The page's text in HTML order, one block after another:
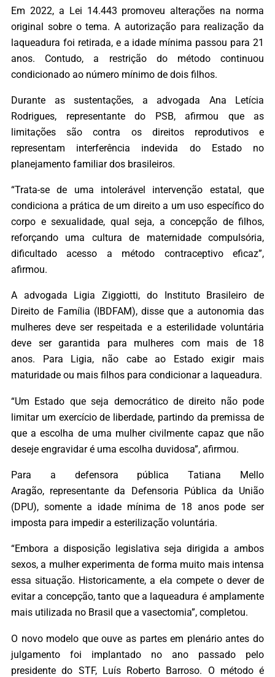
Em 2022, a Lei 14.443 promoveu alterações na norma
original sobre o tema. A autorização para realização da
laqueadura foi retirada, e a idade mínima passou para 21
anos. Contudo, a restrição do método continuou
condicionado ao número mínimo de dois filhos.
Durante as sustentações, a advogada Ana Letícia
Rodrigues, representante do PSB, afirmou que as
limitações são contra os direitos reprodutivos e
representam interferência indevida do Estado no
planejamento familiar dos brasileiros.
“Trata-se de uma intolerável intervenção estatal, que
condiciona a prática de um direito a um uso específico do
corpo e sexualidade, qual seja, a concepção de filhos,
reforçando uma cultura de maternidade compulsória,
dificultado acesso a método contraceptivo eficaz”,
afirmou.
A advogada Ligia Ziggiotti, do Instituto Brasileiro de
Direito de Família (IBDFAM), disse que a autonomia das
mulheres deve ser respeitada e a esterilidade voluntária
deve ser garantida para mulheres com mais de 18
anos. Para Ligia, não cabe ao Estado exigir mais
maturidade ou mais filhos para condicionar a laqueadura.
“Um Estado que seja democrático de direito não pode
limitar um exercício de liberdade, partindo da premissa de
que a escolha de uma mulher civilmente capaz que não
deseje engravidar é uma escolha duvidosa”, afirmou.
Para a defensora pública Tatiana Mello
Aragão, representante da Defensoria Pública da União
(DPU), somente a idade mínima de 18 anos pode ser
imposta para impedir a esterilização voluntária.
“Embora a disposição legislativa seja dirigida a ambos
sexos, a mulher experimenta de forma muito mais intensa
essa situação. Historicamente, a ela compete o dever de
evitar a concepção, tanto que a laqueadura é amplamente
mais utilizada no Brasil que a vasectomia”, completou.
O novo modelo que ouve as partes em plenário antes do
julgamento foi implantado no ano passado pelo
presidente do STF, Luís Roberto Barroso. O método é